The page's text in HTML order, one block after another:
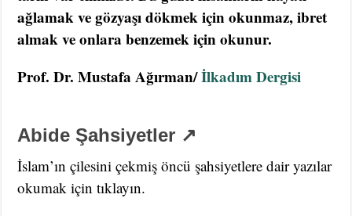
ağlamak ve gözyaşı dökmek için okunmaz, ibret
almak ve onlara benzemek için okunur.
Prof. Dr. Mustafa Ağırman/İlkadım Dergisi
Abide Şahsiyetler ↗
İslam’ın çilesini çekmiş öncü şahsiyetlere dair yazılar
okumak için tıklayın.